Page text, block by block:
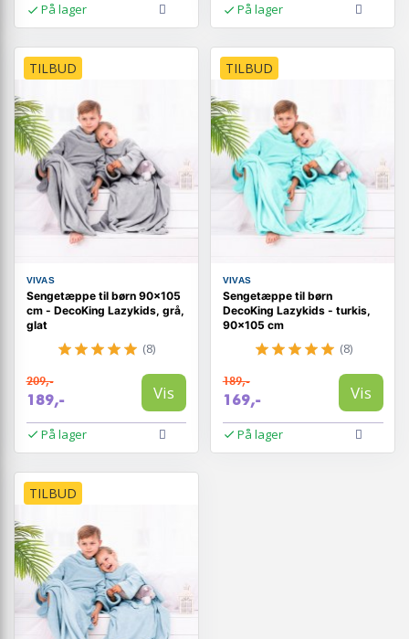
På lager På lager
TILBUD
VIVAS
Sengetæppe til børn 90×105
cm - DecoKing Lazykids, grå,
glat
(8)
209,-
189,- Vis
På lager
TILBUD
VIVAS
Sengetæppe til børn
DecoKing Lazykids - turkis,
90×105 cm
(8)
189,-
169,- Vis
På lager
TILBUD